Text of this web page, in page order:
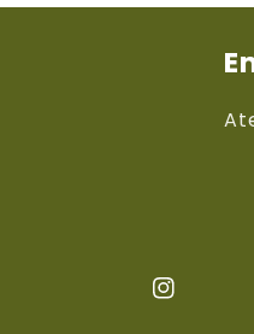
Instagram